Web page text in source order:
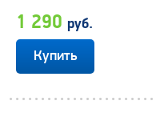
1 290 руб.